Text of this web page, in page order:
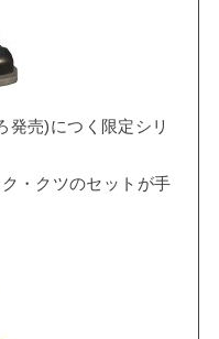
発売)につく限定シリ
・クツのセットが手